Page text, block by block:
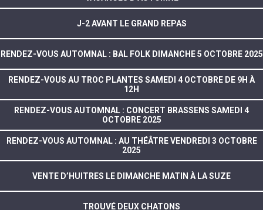
J-2 AVANT LE GRAND REPAS
RENDEZ-VOUS AUTOMNAL : BAL FOLK DIMANCHE 5 OCTOBRE 2025
RENDEZ-VOUS AU TROC PLANTES SAMEDI 4 OCTOBRE DE 9H À
12H
RENDEZ-VOUS AUTOMNAL : CONCERT BRASSENS SAMEDI 4
OCTOBRE 2025
RENDEZ-VOUS AUTOMNAL : AU THÉÂTRE VENDREDI 3 OCTOBRE
2025
VENTE D’HUITRES LE DIMANCHE MATIN À LA SUZE
TROUVÉ DEUX CHATONS